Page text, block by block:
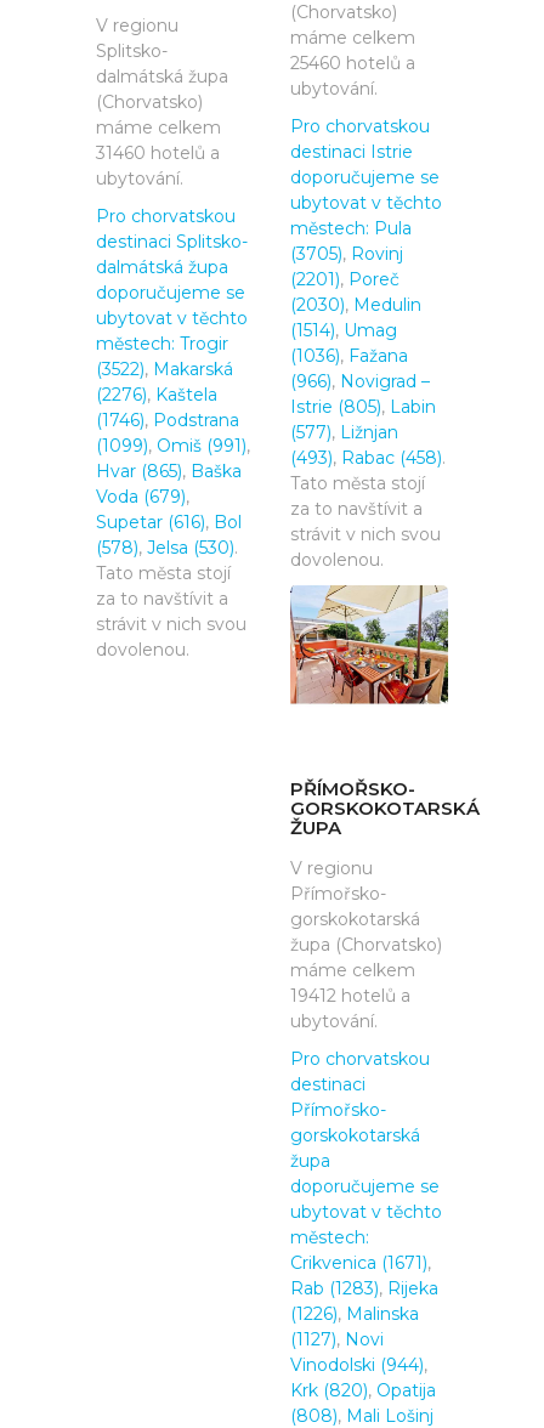
V regionu
Splitsko-
dalmátská župa
(Chorvatsko)
máme celkem
31460 hotelů a
ubytování.
Pro chorvatskou
destinaci Splitsko-
dalmátská župa
doporučujeme se
ubytovat v těchto
městech: Trogir
(3522), Makarská
(2276), Kaštela
(1746), Podstrana
(1099), Omiš (991),
Hvar (865), Baška
Voda (679),
Supetar (616), Bol
(578), Jelsa (530).
Tato města stojí
za to navštívit a
strávit v nich svou
dovolenou.
(Chorvatsko)
máme celkem
25460 hotelů a
ubytování.
Pro chorvatskou
destinaci Istrie
doporučujeme se
ubytovat v těchto
městech: Pula
(3705), Rovinj
(2201), Poreč
(2030), Medulin
(1514), Umag
(1036), Fažana
(966), Novigrad –
Istrie (805), Labin
(577), Ližnjan
(493), Rabac (458).
Tato města stojí
za to navštívit a
strávit v nich svou
dovolenou.
PŘÍMOŘSKO-
GORSKOKOTARSKÁ
ŽUPA
V regionu
Přímořsko-
gorskokotarská
župa (Chorvatsko)
máme celkem
19412 hotelů a
ubytování.
Pro chorvatskou
destinaci
Přímořsko-
gorskokotarská
župa
doporučujeme se
ubytovat v těchto
městech:
Crikvenica (1671),
Rab (1283), Rijeka
(1226), Malinska
(1127), Novi
Vinodolski (944),
Krk (820), Opatija
(808), Mali Lošinj